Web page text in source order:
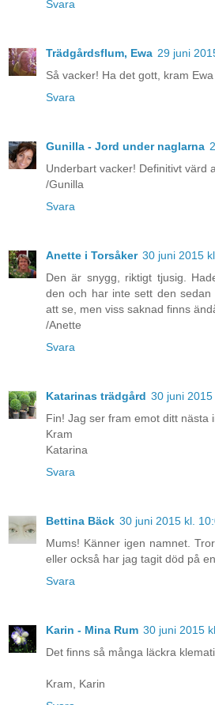
Svara
Trädgårdsflum, Ewa 29 juni
Så vacker! Ha det gott, kram Ewa
Svara
Gunilla - Jord under naglarna
Underbart vacker! Definitivt värd
/Gunilla
Svara
Anette i Torsåker 30 juni 2015
Den är snygg, riktigt tjusig.
den och har inte sett den
att se, men viss saknad finns
/Anette
Svara
Katarinas trädgård 30 juni
Fin! Jag ser fram emot ditt nästa
Kram
Katarina
Svara
Bettina Bäck 30 juni 2015 kl.
Mums! Känner igen namnet.
eller också har jag tagit död på
Svara
Karin - Mina Rum 30 juni 2015
Det finns så många läckra
Kram, Karin